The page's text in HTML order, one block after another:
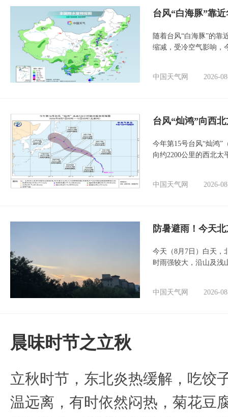
台风“白海豚”靠
随着台风“白海豚”的靠
缩减，受冷空气影响，
中国天气网 2026-
台风“灿鸿”向西
今年第15号台风“灿鸿”
向约2200公里的西北太
中国天气网 2026-
防暑避雨！今天
今天（8月7日）白天，
时雨强较大，沿山及浅
中国天气网 2026-
晨味时节之立秋
立秋时节，东北炎热缓解，吃饺
温远离，有时依然闷热，菊花豆